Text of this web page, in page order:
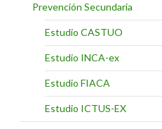
Prevención Secundaria
Estudio CASTUO
Estudio INCA-ex
Estudio FIACA
Estudio ICTUS-EX